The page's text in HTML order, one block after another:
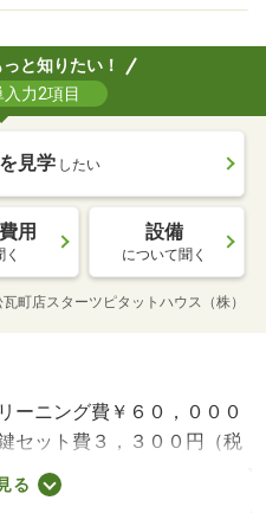
と知りたい！
力2項目
見学 したい
用
く
設備
について聞く
町店スターツピタットハウス（株）
ーニング費￥６０，０００
セット費３，３００円（税
０００円 ｒｕｕｍサポー
です。／保証会社利用必：
る